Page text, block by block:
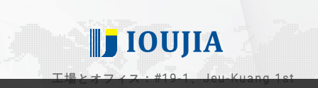
工場とオフィス：#19-1、Jeu-Kuang 1st